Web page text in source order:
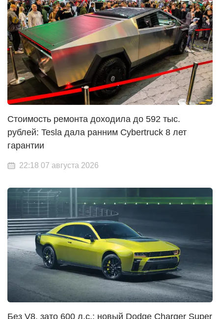
Стоимость ремонта доходила до 592 тыс.
рублей: Tesla дала ранним Cybertruck 8 лет
гарантии
22:18 07 августа 2026
Без V8, зато 600 л.с.: новый Dodge Charger Super